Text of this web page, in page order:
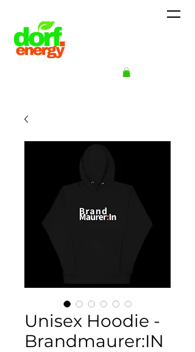
Unisex Hoodie -
Brandmaurer:IN